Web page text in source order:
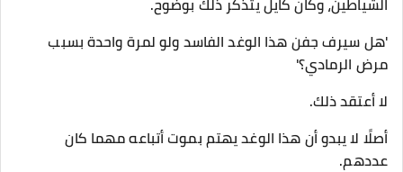
'هل سيرف جفن هذا الوغد الفاسد ولو لمرة واحدة بسبب
مرض الرمادي؟'
لا أعتقد ذلك.
أصلًا لا يبدو أن هذا الوغد يهتم بموت أتباعه مهما كان
عددهم.